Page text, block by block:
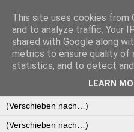
This site uses cookies from
and to analyze traffic. Your
shared with Google along
metrics to ensure quality of
statistics, and to detect and
LEARN